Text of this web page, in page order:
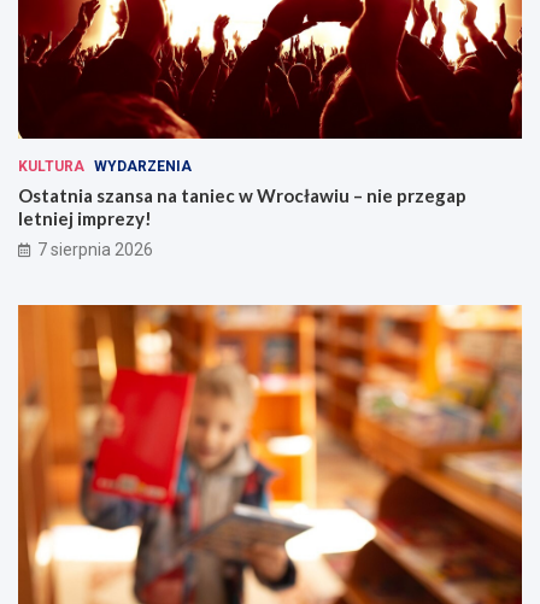
KULTURA WYDARZENIA
Ostatnia szansa na taniec w Wrocławiu – nie przegap
letniej imprezy!
7 sierpnia 2026